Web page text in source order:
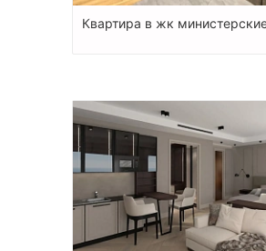
Квартира в жк